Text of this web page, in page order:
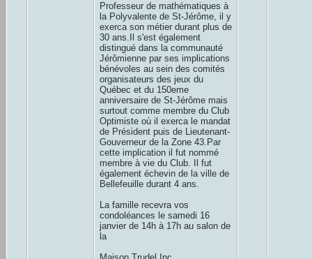
Professeur de mathématiques à
la Polyvalente de St-Jérôme, il y
exerca son métier durant plus de
30 ans.Il s'est également
distingué dans la communauté
Jérômienne par ses implications
bénévoles au sein des comités
organisateurs des jeux du
Québec et du 150eme
anniversaire de St-Jérôme mais
surtout comme membre du Club
Optimiste où il exerca le mandat
de Président puis de Lieutenant-
Gouverneur de la Zone 43.Par
cette implication il fut nommé
membre à vie du Club. Il fut
également échevin de la ville de
Bellefeuille durant 4 ans.
La famille recevra vos
condoléances le samedi 16
janvier de 14h à 17h au salon de
la